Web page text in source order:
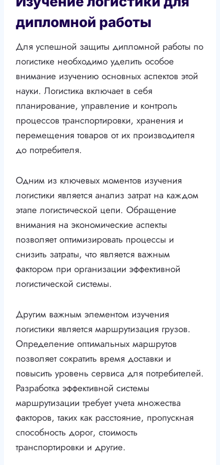
дипломной работы
Для успешной защиты дипломной работы по
логистике необходимо уделить особое
внимание изучению основных аспектов этой
науки. Логистика включает в себя
планирование, управление и контроль
процессов транспортировки, хранения и
перемещения товаров от их производителя
до потребителя.
Одним из ключевых моментов изучения
логистики является анализ затрат на каждом
этапе логистической цепи. Обращение
внимания на экономические аспекты
позволяет оптимизировать процессы и
снизить затраты, что является важным
фактором при организации эффективной
логистической системы.
Другим важным элементом изучения
логистики является маршрутизация грузов.
Определение оптимальных маршрутов
позволяет сократить время доставки и
повысить уровень сервиса для потребителей.
Разработка эффективной системы
маршрутизации требует учета множества
факторов, таких как расстояние, пропускная
способность дорог, стоимость
транспортировки и другие.